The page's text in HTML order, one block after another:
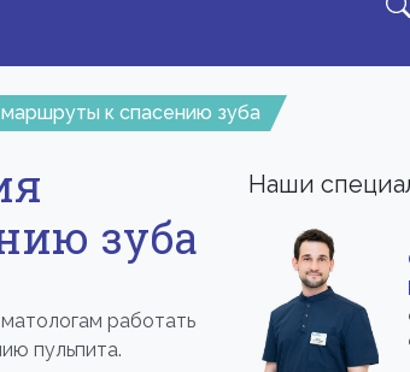
маршруты к спасению зуба
зуба
работать
пульпита.
Наши